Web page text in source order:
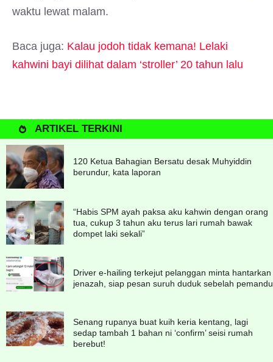
waktu lewat malam.
Baca juga: Kalau jodoh tidak kemana! Lelaki
kahwini bayi dilihat dalam ‘stroller’ 20 tahun lalu
ARTIKEL TERKINI
120 Ketua Bahagian Bersatu desak Muhyiddin
berundur, kata laporan
“Habis SPM ayah paksa aku kahwin dengan orang
tua, cukup 3 tahun aku terus lari rumah bawak
dompet laki sekali”
Driver e-hailing terkejut pelanggan minta hantarkan
jenazah, siap pesan suruh duduk sebelah pemandu
Senang rupanya buat kuih keria kentang, lagi
sedap tambah 1 bahan ni ‘confirm’ seisi rumah
berebut!